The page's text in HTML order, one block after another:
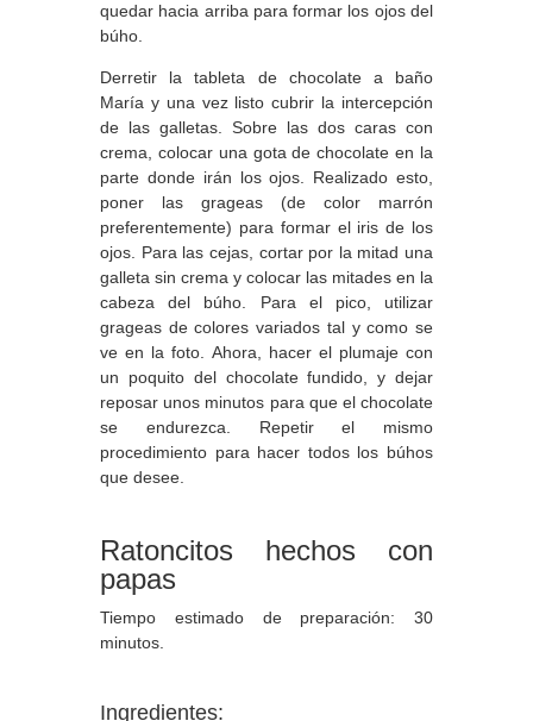
quedar hacia arriba para formar los ojos del
búho.
Derretir la tableta de chocolate a baño
María y una vez listo cubrir la intercepción
de las galletas. Sobre las dos caras con
crema, colocar una gota de chocolate en la
parte donde irán los ojos. Realizado esto,
poner las grageas (de color marrón
preferentemente) para formar el iris de los
ojos. Para las cejas, cortar por la mitad una
galleta sin crema y colocar las mitades en la
cabeza del búho. Para el pico, utilizar
grageas de colores variados tal y como se
ve en la foto. Ahora, hacer el plumaje con
un poquito del chocolate fundido, y dejar
reposar unos minutos para que el chocolate
se endurezca. Repetir el mismo
procedimiento para hacer todos los búhos
que desee.
Ratoncitos hechos con
papas
Tiempo estimado de preparación: 30
minutos.
Ingredientes: